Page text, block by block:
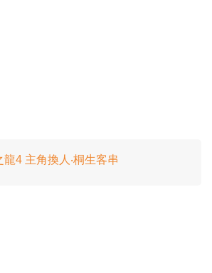
龍4 主角換人‧桐生客串